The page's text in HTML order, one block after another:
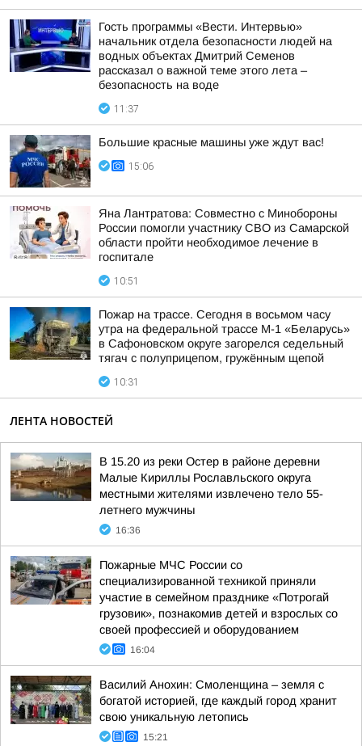
Гость программы «Вести. Интервью»
начальник отдела безопасности людей на
водных объектах Дмитрий Семенов
рассказал о важной теме этого лета –
безопасность на воде
11:37
Большие красные машины уже ждут вас!
15:06
Яна Лантратова: Совместно с Минобороны
России помогли участнику СВО из Самарской
области пройти необходимое лечение в
госпитале
10:51
Пожар на трассе. Сегодня в восьмом часу
утра на федеральной трассе М-1 «Беларусь»
в Сафоновском округе загорелся седельный
тягач с полуприцепом, гружённым щепой
10:31
ЛЕНТА НОВОСТЕЙ
В 15.20 из реки Остер в районе деревни
Малые Кириллы Рославльского округа
местными жителями извлечено тело 55-
летнего мужчины
16:36
Пожарные МЧС России со
специализированной техникой приняли
участие в семейном празднике «Потрогай
грузовик», познакомив детей и взрослых со
своей профессией и оборудованием
16:04
Василий Анохин: Смоленщина – земля с
богатой историей, где каждый город хранит
свою уникальную летопись
15:21